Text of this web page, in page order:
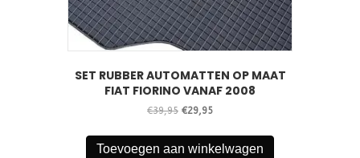
SET RUBBER AUTOMATTEN OP MAAT
FIAT FIORINO VANAF 2008
€39,95 Oorspronkelijke
was:
€39,95.
€29,95Huidige
is:
€29,95.
Toevoegen aan winkelwagen